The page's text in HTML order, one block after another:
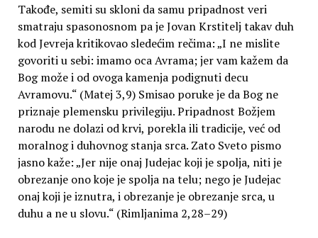
Takođe, semiti su skloni da samu pripadnost veri
smatraju spasonosnom pa je Jovan Krstitelj takav duh
kod Jevreja kritikovao sledećim rečima: „I ne mislite
govoriti u sebi: imamo oca Avrama; jer vam kažem da
Bog može i od ovoga kamenja podignuti decu
Avramovu.“ (Matej 3,9) Smisao poruke je da Bog ne
priznaje plemensku privilegiju. Pripadnost Božjem
narodu ne dolazi od krvi, porekla ili tradicije, već od
moralnog i duhovnog stanja srca. Zato Sveto pismo
jasno kaže: „Jer nije onaj Judejac koji je spolja, niti je
obrezanje ono koje je spolja na telu; nego je Judejac
onaj koji je iznutra, i obrezanje je obrezanje srca, u
duhu a ne u slovu.“ (Rimljanima 2,28–29)